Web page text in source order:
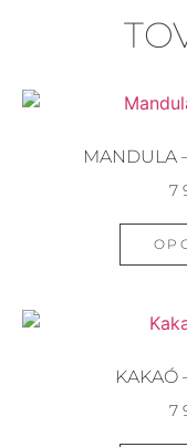
MANDULA
7
KAKAÓ
7